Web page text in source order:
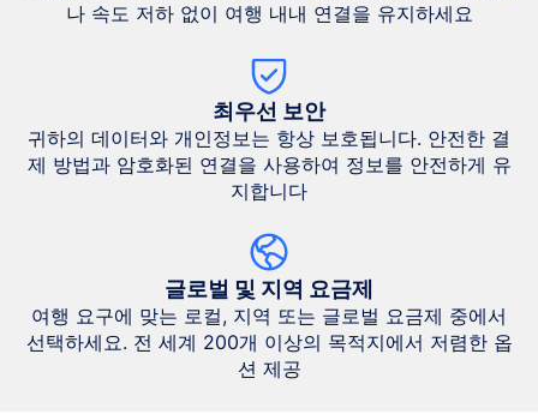
나 속도 저하 없이 여행 내내 연결을 유지하세요
최우선 보안
귀하의 데이터와 개인정보는 항상 보호됩니다. 안전한 결
제 방법과 암호화된 연결을 사용하여 정보를 안전하게 유
지합니다
글로벌 및 지역 요금제
여행 요구에 맞는 로컬, 지역 또는 글로벌 요금제 중에서
선택하세요. 전 세계 200개 이상의 목적지에서 저렴한 옵
션 제공